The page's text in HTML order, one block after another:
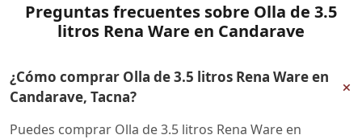
Preguntas frecuentes sobre Olla de 3.5
litros Rena Ware en Candarave
¿Cómo comprar Olla de 3.5 litros Rena Ware en
Candarave, Tacna?
+
Puedes comprar Olla de 3.5 litros Rena Ware en